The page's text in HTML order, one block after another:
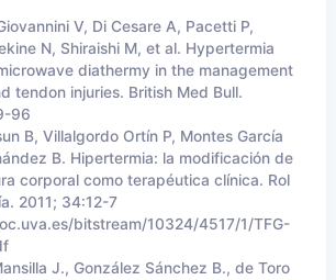
V, Di Cesare A, Pacetti P,
N, Shiraishi M, et al. Hypertermia
diathermy in the management
tendon injuries. British Med Bull.
96
B, Villalgordo Ortín P, Montes García
B. Hipertermia: la modificación de
corporal como terapéutica clínica. Rol
2011; 34:12-7
bitstream/10324/4517/1/TFG-
J., González Sánchez B., de Toro